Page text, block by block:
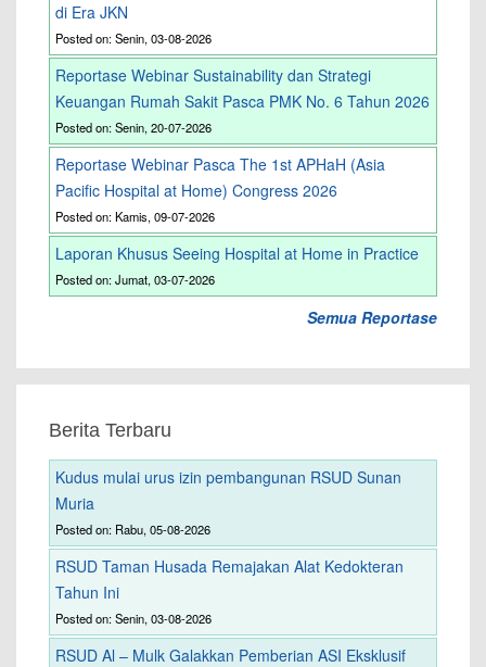
di Era JKN
Posted on: Senin, 03-08-2026
Reportase Webinar Sustainability dan Strategi
Keuangan Rumah Sakit Pasca PMK No. 6 Tahun 2026
Posted on: Senin, 20-07-2026
Reportase Webinar Pasca The 1st APHaH (Asia
Pacific Hospital at Home) Congress 2026
Posted on: Kamis, 09-07-2026
Laporan Khusus Seeing Hospital at Home in Practice
Posted on: Jumat, 03-07-2026
Semua Reportase
Berita Terbaru
Kudus mulai urus izin pembangunan RSUD Sunan
Muria
Posted on: Rabu, 05-08-2026
RSUD Taman Husada Remajakan Alat Kedokteran
Tahun Ini
Posted on: Senin, 03-08-2026
RSUD Al – Mulk Galakkan Pemberian ASI Eksklusif